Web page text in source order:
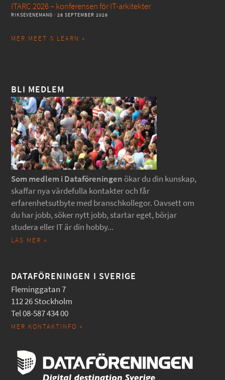
ITARC 2026 – konferensen för IT-arkitekter
RIKSEVENEMANG · 28 SEPTEMBER 2026
MER MEET & LEARN »
BLI MEDLEM
Som medlem i Dataföreningen ökar du din kunskap,
skaffar nya värdefulla kontakter och får
erfarenhetsutbyte med branschkollegor. Oavsett om
du har jobb, söker nytt jobb, startar eget, börjar
studera eller IT är din hobby...
LÄS MER »
DATAFÖRENINGEN I SVERIGE
Fleminggatan 7
112 26 Stockholm
Tel 08-587 434 00
MER KONTAKTINFO »